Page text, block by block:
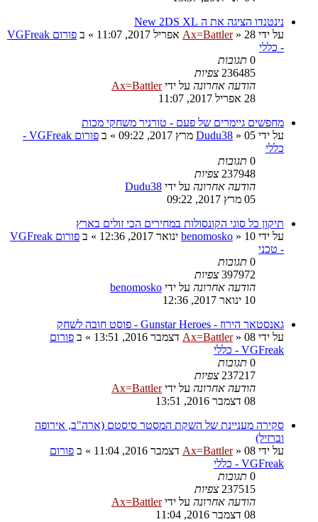
נינטנדו הציגה את ה New 2DS XL
על ידי
Ax=Battler» 28 אפריל 2017, 11:07 » ב
פורום VGFreak
- כללי
0 תגובות
236485 צפיות
הודעה אחרונה על ידיAx=Battler
28 אפריל 2017, 11:07
מחפשים גיימרים של פעם - טורניר משחקי מכות
על ידי
Dudu38 » 05 מרץ 2017, 09:22 » ב
פורום VGFreak -
כללי
0 תגובות
237948 צפיות
הודעה אחרונה על ידי Dudu38
05 מרץ 2017, 09:22
תיקון כל סוגי הקונסולות במחירים הכי זולים בארץ
על ידי
benomosko » 10 ינואר 2017, 12:36 » ב
פורום VGFreak
- טכני
0 תגובות
397972 צפיות
הודעה אחרונה על ידי benomosko
10 ינואר 2017, 12:36
גאנסטאר הירוז - Gunstar Heroes - פוסט חובה לשחק
על ידי
Ax=Battler» 08 דצמבר 2016, 13:51 » ב פורום
VGFreak - כללי
0 תגובות
237217 צפיות
הודעה אחרונה על ידיAx=Battler
08 דצמבר 2016, 13:51
סקירה מעניינת של השקת המסטר סיסטם (ארה"ב, אירופה
וברזיל)
על ידי
Ax=Battler» 08 דצמבר 2016, 11:04 » ב פורום
VGFreak - כללי
0 תגובות
237515 צפיות
הודעה אחרונה על ידיAx=Battler
08 דצמבר 2016, 11:04